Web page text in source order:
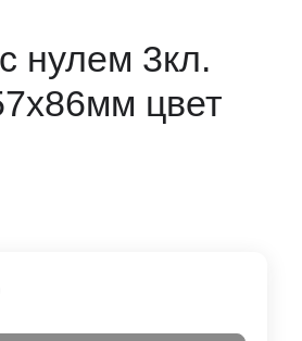
нулем 3кл.
цвет